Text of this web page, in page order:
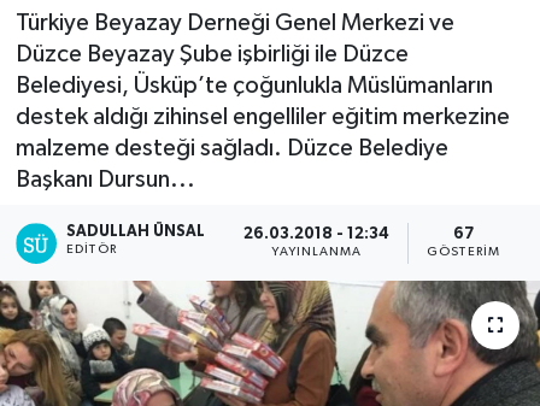
Türkiye Beyazay Derneği Genel Merkezi ve
Düzce Beyazay Şube işbirliği ile Düzce
Belediyesi, Üsküp’te çoğunlukla Müslümanların
destek aldığı zihinsel engelliler eğitim merkezine
malzeme desteği sağladı. Düzce Belediye
Başkanı Dursun...
SADULLAH ÜNSAL
EDITÖR
26.03.2018 - 12:34
YAYINLANMA
67
GÖSTERIM
Son Dakika Haberleri
Haber Arşivi